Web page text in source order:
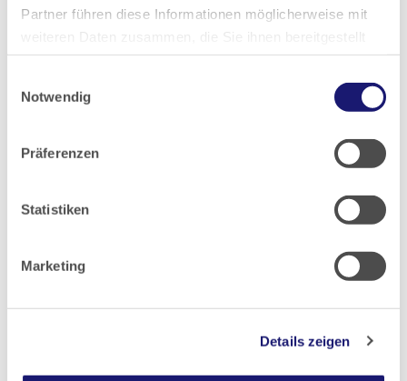
Partner führen diese Informationen möglicherweise mit
haben oder die sie im Rahmen Ihrer Nutzung der Dienste
Notwendig
Präferenzen
Statistiken
Marketing
Details zeigen
23.05.2025